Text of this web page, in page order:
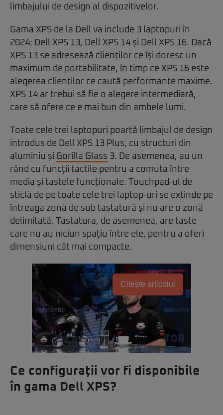
limbajului de design al dispozitivelor.
Gama XPS de la Dell va include 3 laptopuri în
2024: Dell XPS 13, Dell XPS 14 și Dell XPS 16. Dacă
XPS 13 se adresează clienților ce își doresc un
maximum de portabilitate, în timp ce XPS 16 este
alegerea clienților ce caută performanțe maxime.
XPS 14 ar trebui să fie o alegere intermediară,
care să ofere ce e mai bun din ambele lumi.
Toate cele trei laptopuri poartă limbajul de design
introdus de Dell XPS 13 Plus, cu structuri din
aluminiu și Gorilla Glass 3. De asemenea, au un
rând cu funcții tactile pentru a comuta între
media și tastele funcționale. Touchpad-ul de
sticlă de pe toate cele trei laptop-uri se extinde pe
întreaga zonă de sub tastatură și nu are o zonă
delimitată. Tastatura, de asemenea, are taste
care nu au niciun spațiu între ele, pentru a oferi
dimensiuni cât mai compacte.
Citește articolul
Ce configurații vor fi disponibile
în gama Dell XPS?